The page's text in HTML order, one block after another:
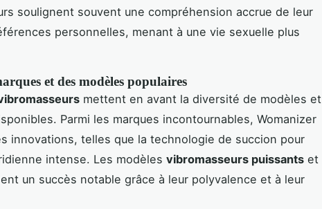
soulignent souvent une compréhension accrue de leur
personnelles, menant à une vie sexuelle plus
et des modèles populaires
mettent en avant la diversité de modèles et
Parmi les marques incontournables, Womanizer
innovations, telles que la technologie de succion pour
intense. Les modèles vibromasseurs puissants et
un succès notable grâce à leur polyvalence et à leur